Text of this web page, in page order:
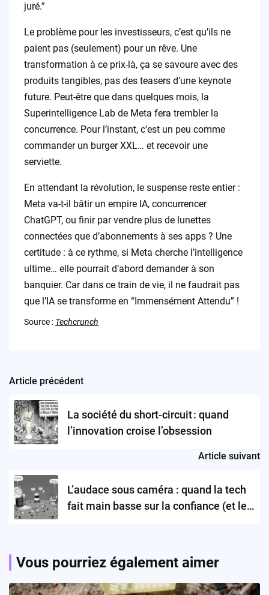
juré.”
Le problème pour les investisseurs, c’est qu’ils ne
paient pas (seulement) pour un rêve. Une
transformation à ce prix-là, ça se savoure avec des
produits tangibles, pas des teasers d’une keynote
future. Peut-être que dans quelques mois, la
Superintelligence Lab de Meta fera trembler la
concurrence. Pour l’instant, c’est un peu comme
commander un burger XXL… et recevoir une
serviette.
En attendant la révolution, le suspense reste entier :
Meta va-t-il bâtir un empire IA, concurrencer
ChatGPT, ou finir par vendre plus de lunettes
connectées que d’abonnements à ses apps ? Une
certitude : à ce rythme, si Meta cherche l’intelligence
ultime… elle pourrait d’abord demander à son
banquier. Car dans ce train de vie, il ne faudrait pas
que l’IA se transforme en “Immensément Attendu” !
Source : Techcrunch
Post
navigation
Article précédent
La société du short-circuit : quand
l’innovation croise l’obsession
Article suivant
L’audace sous caméra : quand la tech
fait main basse sur la confiance (et le
Vous pourriez également aimer